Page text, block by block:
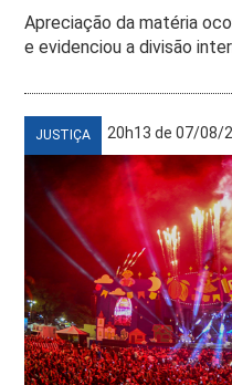
Apreciação da matéria
e evidenciou a divisão
JUSTIÇA 20h13 de 07/08/